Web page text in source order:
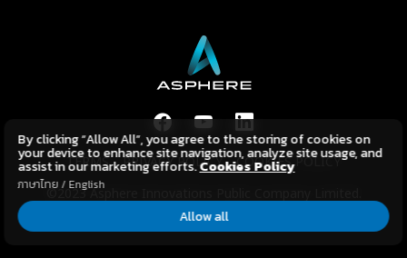
TERMS PRIVACY POLICY
COOKIES POLICY
©2023 Asphere Innovations Public Company Limited.
All Rights Reserved.
By clicking “Allow All”, you agree to the storing of cookies on
your device to enhance site navigation, analyze site usage, and
assist in our marketing efforts.Cookies Policy
ภาษาไทย / English
Allow all